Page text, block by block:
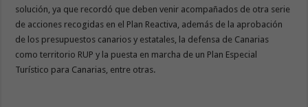
solución, ya que recordó que deben venir acompañados de otra serie
de acciones recogidas en el Plan Reactiva, además de la aprobación
de los presupuestos canarios y estatales, la defensa de Canarias
como territorio RUP y la puesta en marcha de un Plan Especial
Turístico para Canarias, entre otras.